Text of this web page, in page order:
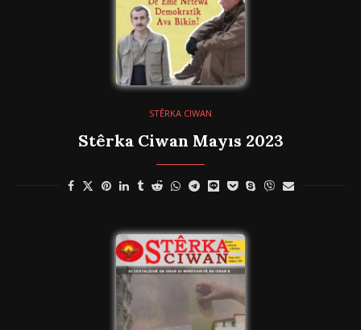
STÊRKA CIWAN
Stêrka Ciwan Mayıs 2023